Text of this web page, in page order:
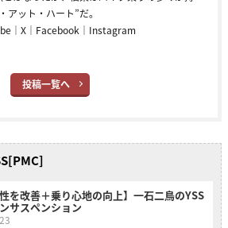
アット・ハート”だ。
｜ X ｜ Facebook ｜ Instagram
投稿一覧へ
性を改善＋乗り心地の向上】一石二鳥のYSS
サスペンション